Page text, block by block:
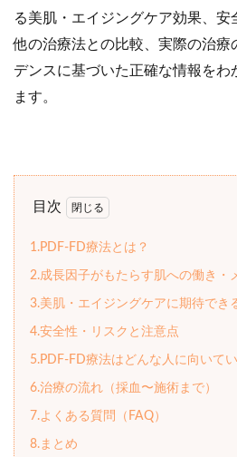
る美肌・エイジングケア効果、安
他の治療法との比較、実際の治療
デンスに基づいた正確な情報をわ
ます。
目次
1.PDF-FD療法とは？
2.成長因子がもたらす肌への働き・
3.美肌・エイジングケアに期待でき
4.安全性・リスクと注意点
5.PDF-FD療法はどんな人に向いて
6.治療の流れ（採血〜施術まで）
7.よくある質問（FAQ）
8.まとめ